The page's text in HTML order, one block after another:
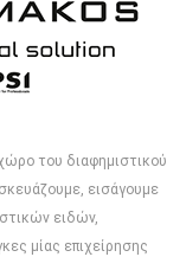
του διαφημιστικού
εισάγουμε
ειδών,
μίας επιχείρησης